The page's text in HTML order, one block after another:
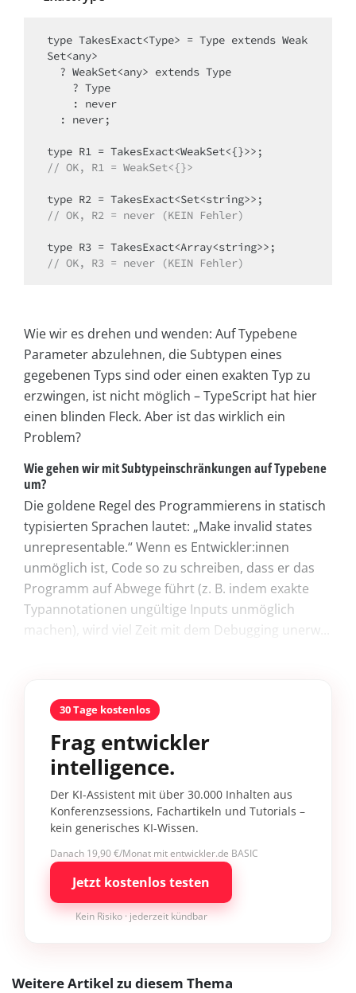
type TakesExact<Type> = Type extends Weak
Set<any>
// OK, R1 = WeakSet<{}>
// OK, R2 = never (KEIN Fehler)
// OK, R3 = never (KEIN Fehler)
Wie wir es drehen und wenden: Auf Typebene
Parameter abzulehnen, die Subtypen eines
gegebenen Typs sind oder einen exakten Typ zu
erzwingen, ist nicht möglich – TypeScript hat hier
einen blinden Fleck. Aber ist das wirklich ein
Problem?
Wie gehen wir mit Subtypeinschränkungen auf Typebene
um?
Die goldene Regel des Programmierens in statisch
typisierten Sprachen lautet: „Make invalid states
unrepresentable.“ Wenn es Entwickler:innen
unmöglich ist, Code so zu schreiben, dass er das
Programm auf Abwege führt (z. B. indem exakte
Typannotationen ungültige Inputs unmöglich
machen), wird viel Zeit mit dem Debugging unerw...
30 Tage kostenlos
Frag entwickler
intelligence.
Der KI-Assistent mit über 30.000 Inhalten aus
Konferenzsessions, Fachartikeln und Tutorials –
kein generisches KI-Wissen.
Danach 19,90 €/Monat mit entwickler.de BASIC
Jetzt kostenlos testen
Kein Risiko · jederzeit kündbar
Weitere Artikel zu diesem Thema